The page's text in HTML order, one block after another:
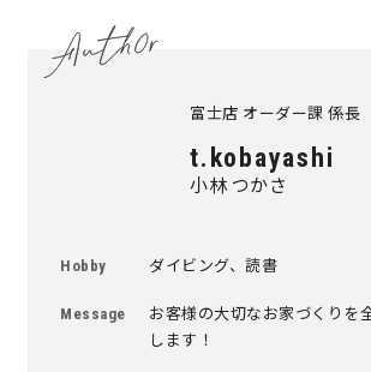
近日分譲予定情報
採用情報
プライバ
富士店 オーダー課 係長
t.kobayashi
小林 つかさ
Hobby ダイビング、読書
Message
お客様の大切なお家づくりを
します！